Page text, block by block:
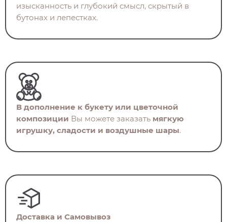
изысканность и глубокий смысл, скрытый в
бутонах и лепестках.
В дополнение к букету или цветочной
композиции Вы можете заказать мягкую
игрушку, сладости и воздушные шары.
Доставка и Самовывоз